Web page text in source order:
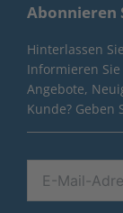
Abonnieren
Hinterlassen
Informieren
Angebote,
Kunde?